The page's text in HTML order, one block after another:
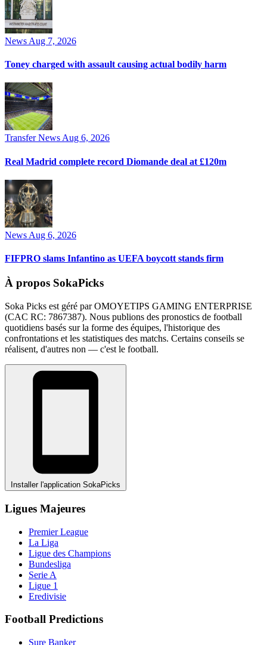
News Aug 7, 2026
Toney charged with assault causing actual bodily harm
Transfer News Aug 6, 2026
Real Madrid complete record Diomande deal at £120m
News Aug 6, 2026
FIFPRO slams Infantino as UEFA boycott stands firm
À propos SokaPicks
Soka Picks est géré par OMOYETIPS GAMING ENTERPRISE
(CAC RC: 7867387). Nous publions des pronostics de football
quotidiens basés sur la forme des équipes, l'historique des
confrontations et les statistiques des matchs. Certains conseils se
réalisent, d'autres non — c'est le football.
Installer l'application SokaPicks
Ligues Majeures
Premier League
La Liga
Ligue des Champions
Bundesliga
Serie A
Ligue 1
Eredivisie
Football Predictions
Sure Banker